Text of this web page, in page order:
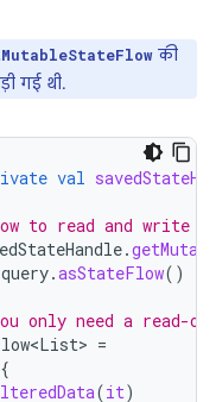
की
गई थी.
val
to read and write
.
_query.asStateFlow()
only need a read-
<List> =
{
(it)